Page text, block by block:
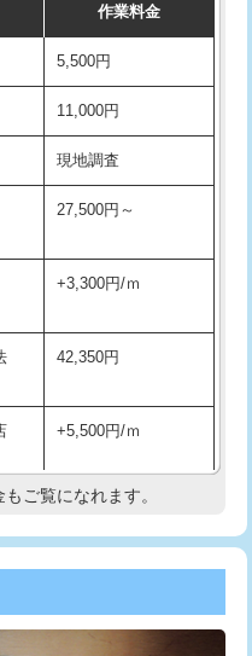
現場見積
す。
16,500円
16,500円
16,500円
3,300円
止
5,500円
作
11,000円
33,000円
+8,800円
作業料金
5,500円
11,000円
現地調査
27,500円～
+3,300円/ｍ
42,350円
+5,500円/ｍ
現地調査
ご覧になれます。